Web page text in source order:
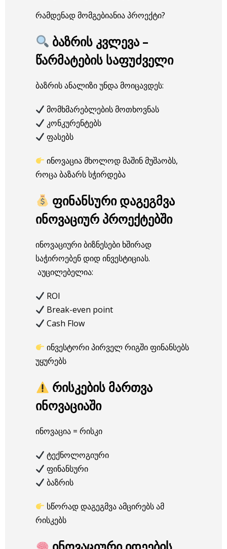
რამდენად მომგებიანია პროექტი?
ბაზრის კვლევა –
წარმატების საფუძველი
ბაზრის ანალიზი უნდა მოიცავდეს:
მომხმარებლების მოთხოვნას
კონკურენტებს
ფასებს
ინოვაცია მხოლოდ მაშინ მუშაობს,
როცა ბაზარს სჭირდება
ფინანსური დაგეგმვა
ინოვაციურ პროექტებში
ინოვაციური ბიზნესები ხშირად
საჭიროებენ დიდ ინვესტიციას.
აუცილებელია:
ROI
Break-even point
Cash Flow
ინვესტორი პირველ რიგში ფინანსებს
უყურებს
რისკების მართვა
ინოვაციაში
ინოვაცია = რისკი
ტექნოლოგიური
ფინანსური
ბაზრის
სწორად დაგეგმვა ამცირებს ამ
რისკებს